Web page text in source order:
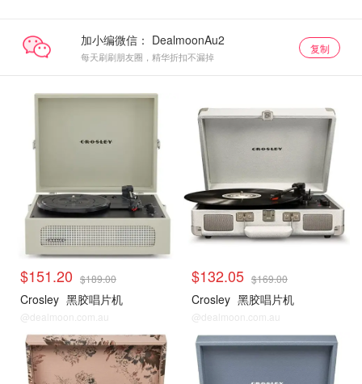
加小编微信：
每天刷刷朋友圈，精华折扣不漏掉
复制
$151.20 $189.00
Crosley 黑胶唱片机
@dealmoon.com.au
$132.05 $169.00
Crosley 黑胶唱片机
@dealmoon.com.au